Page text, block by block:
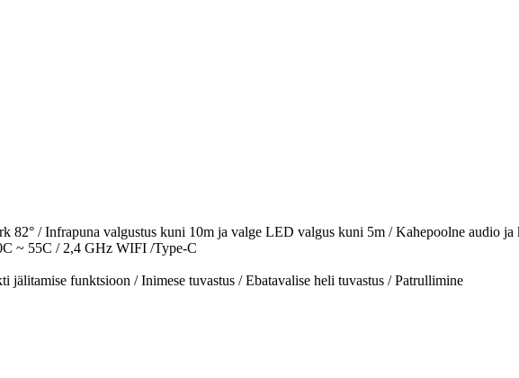
82° / Infrapuna valgustus kuni 10m ja valge LED valgus kuni 5m / Kahepoolne audio
~ 55C / 2,4 GHz WIFI /Type-C
funktsioon / Inimese tuvastus / Ebatavalise heli tuvastus / Patrullimine